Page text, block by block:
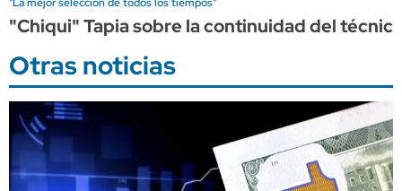
"Chiqui" Tapia sobre la continuidad del
Otras noticias